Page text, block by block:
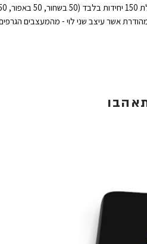
אשר עיצב שני לוי - מהמעצבים